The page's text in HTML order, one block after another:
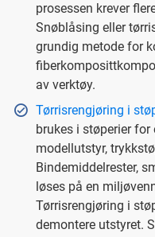
prosessen krever
Snøblåsing eller
grundig metode for
av verktøy.
Tørrisrengjøring i
brukes i støperier
modellutstyr,
Bindemiddelrester,
løses på en
Tørrisrengjøring i
demontere utstyret.